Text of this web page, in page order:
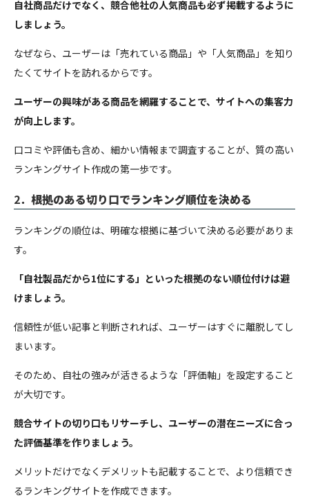
自社商品だけでなく、競合他社の人気商品も必ず掲載するように
しましょう。
なぜなら、ユーザーは「売れている商品」や「人気商品」を知り
たくてサイトを訪れるからです。
ユーザーの興味がある商品を網羅することで、サイトへの集客力
が向上します。
口コミや評価も含め、細かい情報まで調査することが、質の高い
ランキングサイト作成の第一歩です。
2． 根拠のある切り口でランキング順位を決める
ランキングの順位は、明確な根拠に基づいて決める必要がありま
す。
「自社製品だから1位にする」といった根拠のない順位付けは避
けましょう。
信頼性が低い記事と判断されれば、ユーザーはすぐに離脱してし
まいます。
そのため、自社の強みが活きるような「評価軸」を設定すること
が大切です。
競合サイトの切り口もリサーチし、ユーザーの潜在ニーズに合っ
た評価基準を作りましょう。
メリットだけでなくデメリットも記載することで、より信頼でき
るランキングサイトを作成できます。